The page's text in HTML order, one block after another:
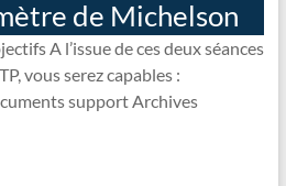
de Michelson
A l’issue de ces deux séances
vous serez capables :
support Archives